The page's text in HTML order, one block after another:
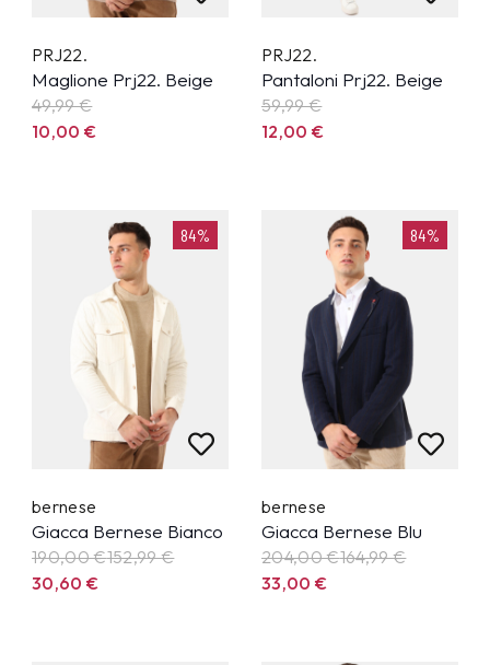
PRJ22.
Maglione Prj22. Beige
49,99€
10,00€
PRJ22.
Pantaloni Prj22. Beige
59,99€
12,00€
84%
bernese
Giacca Bernese Bianco
190,00 €152,99€
30,60€
84%
bernese
Giacca Bernese Blu
204,00 €164,99€
33,00€